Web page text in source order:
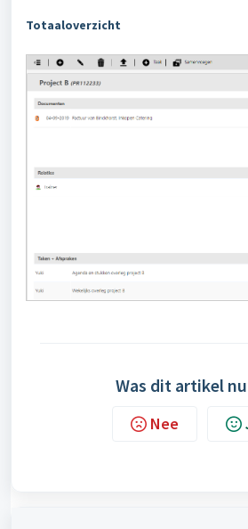
Totaaloverzicht
Was dit artikel
Nee